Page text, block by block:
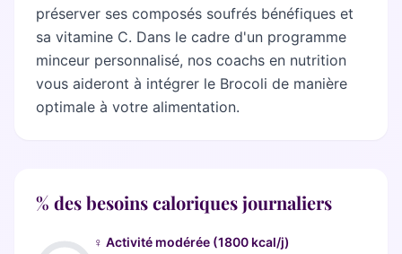
préserver ses composés soufrés bénéfiques et
sa vitamine C. Dans le cadre d'un programme
minceur personnalisé, nos coachs en nutrition
vous aideront à intégrer le Brocoli de manière
optimale à votre alimentation.
% des besoins caloriques journaliers
♀ Activité modérée (1800 kcal/j)